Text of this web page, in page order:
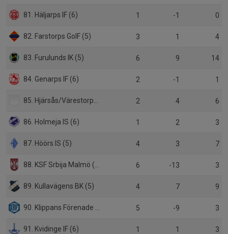
81. Häljarps IF (6) 1 -1 0
82. Farstorps GoIF (5) 3 1 4
83. Furulunds IK (5) 6 9 14
84. Genarps IF (6) 2 -1 1
85. Hjärsås/Värestorps IF (6) 2 4 6
86. Holmeja IS (6) 1 2 3
87. Höörs IS (5) 4 3 7
88. KSF Srbija Malmö (5) 6 -13 3
89. Kullavägens BK (5) 4 7 9
90. Klippans Förenade FF (5) 5 -9 3
91. Kvidinge IF (6) 1 1 3